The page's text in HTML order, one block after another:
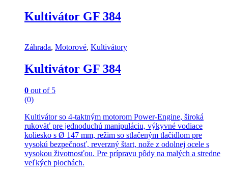
Kultivátor GF 384
Záhrada, Motorové, Kultivátory
Kultivátor GF 384
0 out of 5
(0)
Kultivátor so 4-taktným motorom Power-Engine, široká
rukoväť pre jednoduchú manipuláciu, výkyvné vodiace
koliesko s Ø 147 mm, režim so stlačeným tlačidlom pre
vysokú bezpečnosť, reverzný štart, nože z odolnej ocele s
vysokou životnosťou. Pre prípravu pôdy na malých a stredne
veľkých plochách.